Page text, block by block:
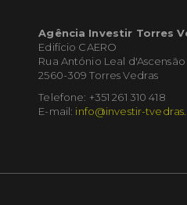
Agência Investir Torres
Edifício CAERO
Rua António Leal d'Ascensão
2560-309 Torres Vedras
Telefone: +351 261 310 418
E-mail: info@investir-